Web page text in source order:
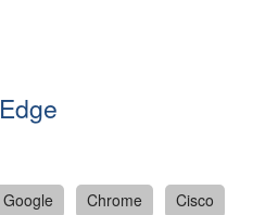
Edge
Google Chrome
Cisco